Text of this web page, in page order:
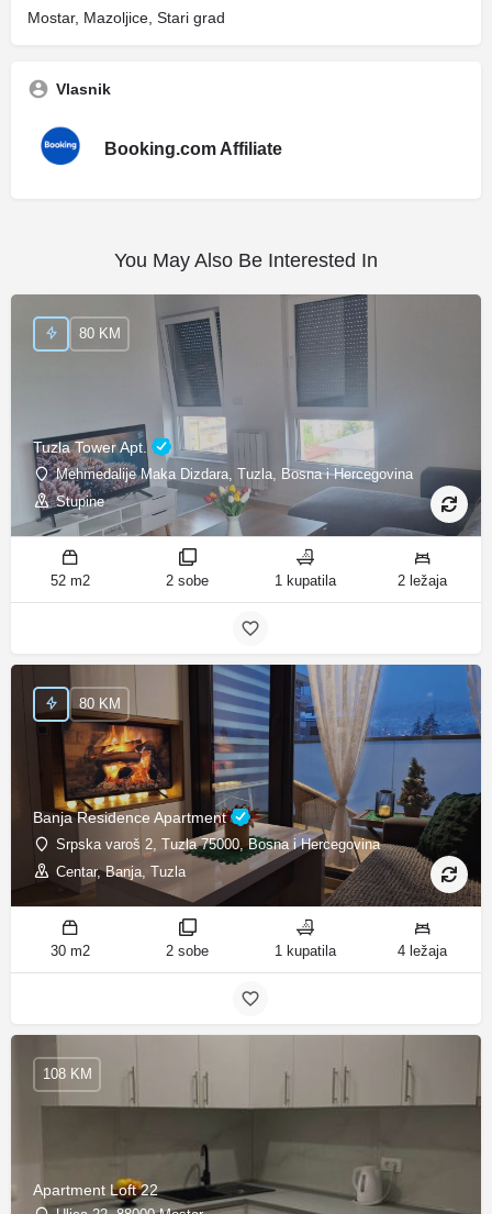
Mostar, Mazoljice, Stari grad
Vlasnik
Booking.com Affiliate
You May Also Be Interested In
Tuzla Tower Apt.
Mehmedalije Maka Dizdara, Tuzla, Bosna i Hercegovina
Stupine
80 KM
52 m2 2 sobe 1 kupatila 2 ležaja
Banja Residence Apartment
Srpska varoš 2, Tuzla 75000, Bosna i Hercegovina
Centar, Banja, Tuzla
80 KM
30 m2 2 sobe 1 kupatila 4 ležaja
Apartment Loft 22
108 KM